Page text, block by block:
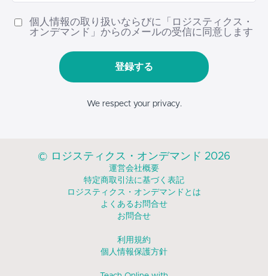
個人情報の取り扱いならびに「ロジスティクス・
オンデマンド」からのメールの受信に同意します
登録する
We respect your privacy.
© ロジスティクス・オンデマンド 2026
運営会社概要
特定商取引法に基づく表記
ロジスティクス・オンデマンドとは
よくあるお問合せ
お問合せ
利用規約
個人情報保護方針